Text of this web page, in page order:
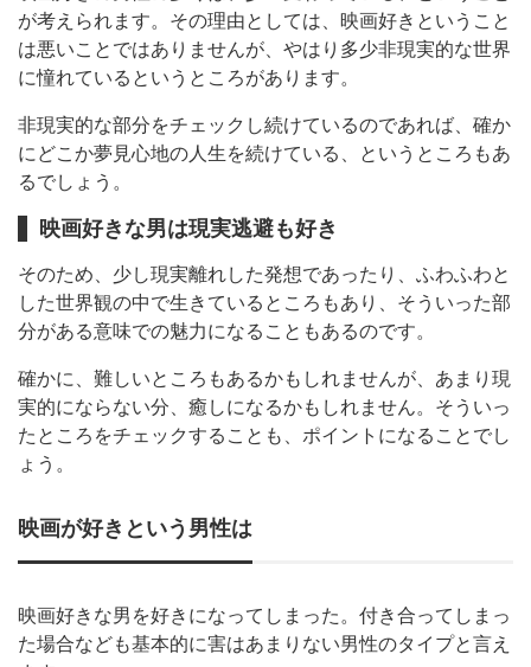
が考えられます。その理由としては、映画好きということ
は悪いことではありませんが、やはり多少非現実的な世界
に憧れているというところがあります。
非現実的な部分をチェックし続けているのであれば、確か
にどこか夢見心地の人生を続けている、というところもあ
るでしょう。
映画好きな男は現実逃避も好き
そのため、少し現実離れした発想であったり、ふわふわと
した世界観の中で生きているところもあり、そういった部
分がある意味での魅力になることもあるのです。
確かに、難しいところもあるかもしれませんが、あまり現
実的にならない分、癒しになるかもしれません。そういっ
たところをチェックすることも、ポイントになることでし
ょう。
映画が好きという男性は
映画好きな男を好きになってしまった。付き合ってしまっ
た場合なども基本的に害はあまりない男性のタイプと言え